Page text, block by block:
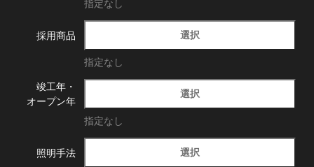
指定なし
採用商品 選択
指定なし
竣工年・
オープン年
選択
指定なし
照明手法 選択